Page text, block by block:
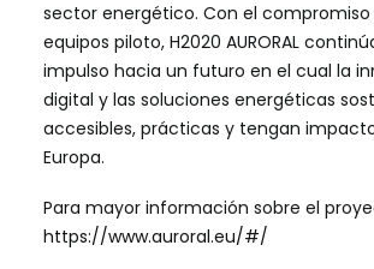
sector energético. Con el compromiso
equipos piloto, H2020 AURORAL
impulso hacia un futuro en el cual la
digital y las soluciones energéticas
accesibles, prácticas y tengan
Europa.
Para mayor información sobre el
https://www.auroral.eu/#/